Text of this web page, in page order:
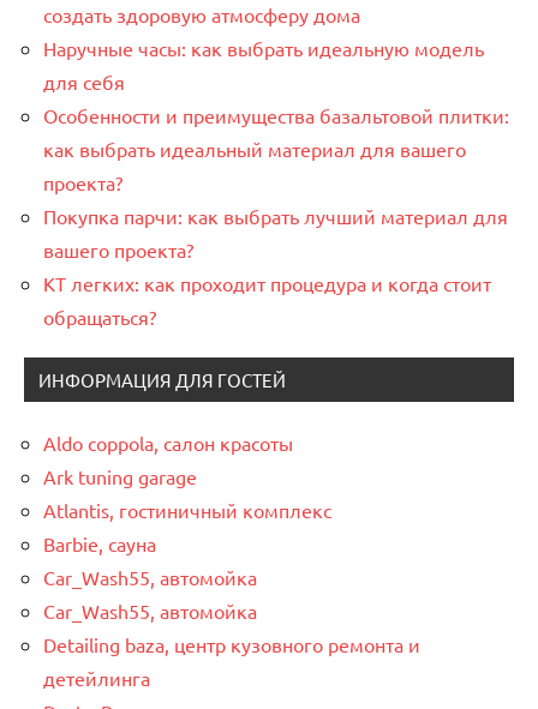
создать здоровую атмосферу дома
Наручные часы: как выбрать идеальную модель
для себя
Особенности и преимущества базальтовой плитки:
как выбрать идеальный материал для вашего
проекта?
Покупка парчи: как выбрать лучший материал для
вашего проекта?
КТ легких: как проходит процедура и когда стоит
обращаться?
ИНФОРМАЦИЯ ДЛЯ ГОСТЕЙ
Aldo coppola, салон красоты
Ark tuning garage
Atlantis, гостиничный комплекс
Barbie, сауна
Car_Wash55, автомойка
Car_Wash55, автомойка
Detailing baza, центр кузовного ремонта и
детейлинга